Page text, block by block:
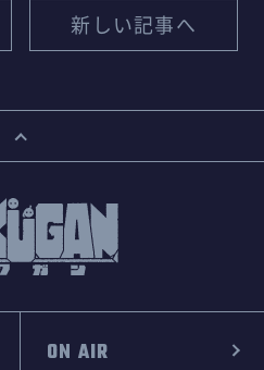
新しい記事へ
ON AIR